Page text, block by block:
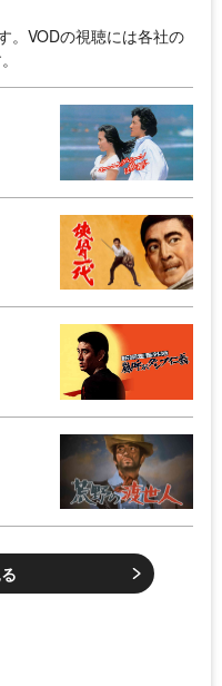
。VODの視聴には各社の